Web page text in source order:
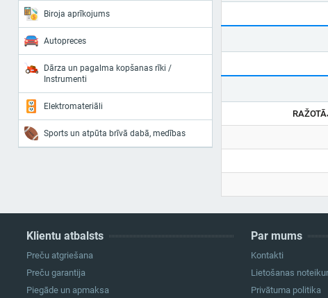
Biroja aprīkojums
Autopreces
Dārza un pagalma kopšanas rīki /
Instrumenti
Elektromateriāli
Sports un atpūta brīvā dabā, medības
Klientu atbalsts
Preču atgriešana
Preču garantija
Piegāde un apmaksa
Par mums
Kontakti
Lietošanas
Privātuma politika